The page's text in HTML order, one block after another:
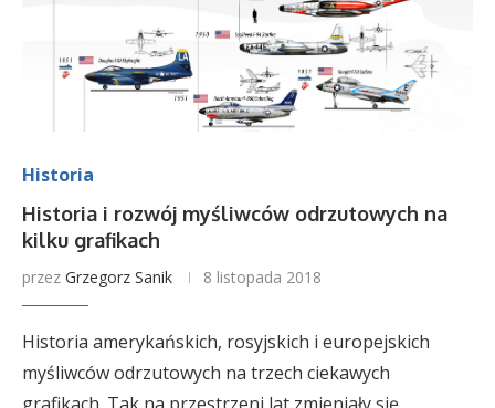
Historia
Historia i rozwój myśliwców odrzutowych na
kilku grafikach
przez Grzegorz Sanik 8 listopada 2018
Historia amerykańskich, rosyjskich i europejskich
myśliwców odrzutowych na trzech ciekawych